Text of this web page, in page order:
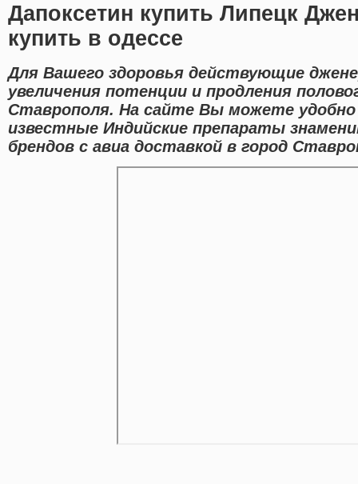
Дапоксетин купить Липецк
купить в одессе
Для Вашего здоровья действующие
увеличения потенции и продления
Ставрополя. На сайте Вы можете удобно
известные Индийские препараты
брендов с авиа доставкой в город